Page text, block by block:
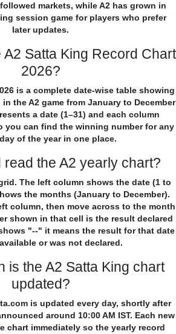
markets, while A2 has grown in
session game for players who prefer
later updates.
A2 Satta King Record Chart
2026?
is a complete date-wise table showing
the A2 game from January to December
a date (1–31) and each column
you can find the winning number for any
of the year in one place.
read the A2 yearly chart?
The left column shows the date (1 to
the months (January to December).
column, then move across to the month
shown in that cell is the result declared
"--" it means the result for that date
or was not declared.
is the A2 Satta King chart
updated?
is updated every day, shortly after
around 10:00 AM IST. Each new
chart immediately so the yearly record